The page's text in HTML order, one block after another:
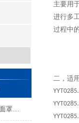
全自动呼吸器综合检测仪对面罩泄漏率的定量检测方法
主要用
进行多
过程中
二， 适